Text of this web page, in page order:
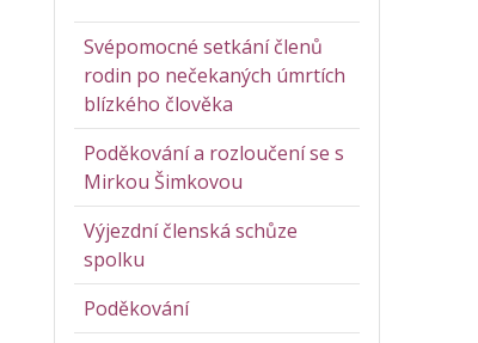
Svépomocné setkání členů
rodin po nečekaných úmrtích
blízkého člověka
Poděkování a rozloučení se s
Mirkou Šimkovou
Výjezdní členská schůze
spolku
Poděkování